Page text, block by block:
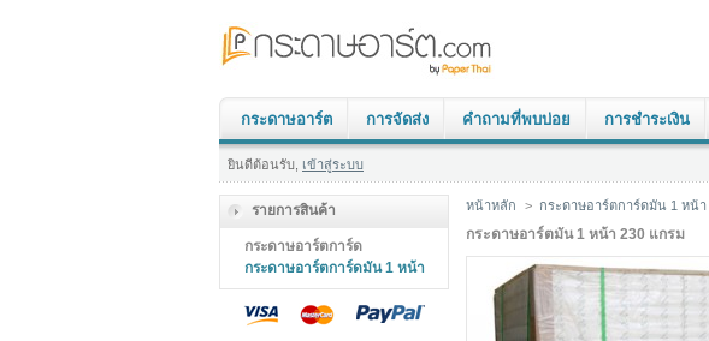
กระดาษอาร์ต การจัดส่ง คำถามที่พบบ่อย การชำระเงิน
ยินดีต้อนรับ, เข้าสู่ระบบ
รายการสินค้า
กระดาษอาร์ตการ์ด
กระดาษอาร์ตการ์ดมัน 1 หน้า
หน้าหลัก > กระดาษอาร์ตการ์ดมัน 1 หน้า
กระดาษอาร์ตมัน 1 หน้า 230 แกรม